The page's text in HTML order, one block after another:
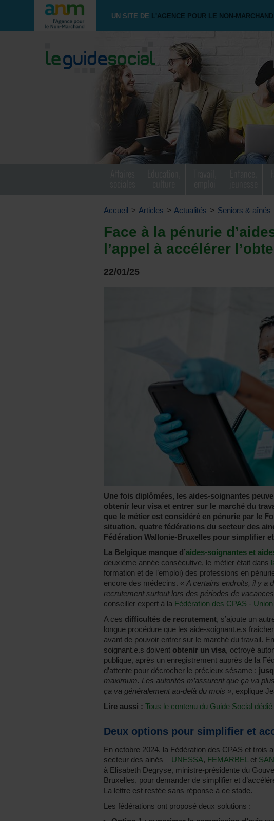
UN SITE DE L'AGENCE POUR LE NON-MARCHAND
Accueil > Articles > Actualités > Seniors & aînés
Face à la pénurie
l’appel à accélérer
22/01/25
Une fois diplômées, les aides-soignantes
obtenir leur visa et entrer sur le marché du
que le métier est considéré en pénurie par le
situation, quatre fédérations du secteur des
Fédération Wallonie-Bruxelles pour simplifier
La Belgique manque d’aides-soignantes et
deuxième année consécutive, le métier était dans
formation et de l’emploi) des professions en
encore des médecins. « A certains endroits, il y a
recrutement surtout lors des périodes de
conseiller expert à la Fédération des CPAS -
A ces difficultés de recrutement, s’ajoute un
longue procédure que les aide-soignant.e.s
avant de pouvoir entrer sur le marché du travail.
soignant.e.s doivent obtenir un visa, octroyé
publique, après un enregistrement auprès de la
d’attente pour décrocher le précieux sésame :
maximum. Les autorités m’assurent que ça va
ça va généralement au-delà du mois », explique
Lire aussi : Tous le contenu du Guide Social
Deux options pour simplifier et
En octobre 2024, la Fédération des CPAS et trois
secteur des ainés – UNESSA, FEMARBEL et
à Elisabeth Degryse, ministre-présidente du
Bruxelles, pour demander de simplifier et
La lettre est restée sans réponse à ce stade.
Les fédérations ont proposé deux solutions :